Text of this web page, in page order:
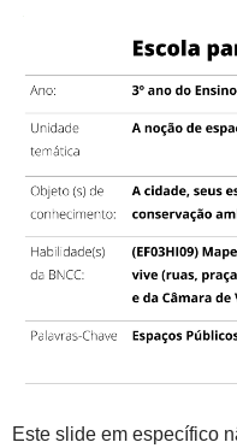
Este slide em específico